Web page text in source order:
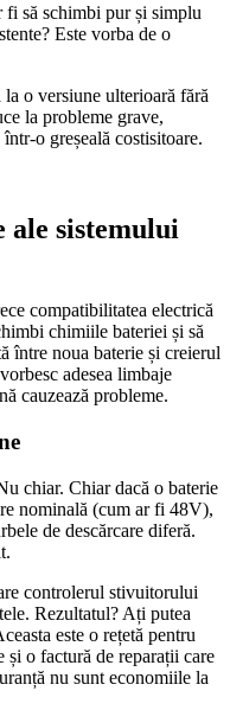
să schimbi pur și simplu
Este vorba de o
la o versiune ulterioară fără
la probleme grave,
o greșeală costisitoare.
ale sistemului
compatibilitatea electrică
chimiile bateriei și să
între noua baterie și creierul
adesea limbaje
cauzează probleme.
chiar. Chiar dacă o baterie
nominală (cum ar fi 48V),
de descărcare diferă.
controlerul stivuitorului
Rezultatul? Ați putea
este o rețetă pentru
o factură de reparații care
nu sunt economiile la